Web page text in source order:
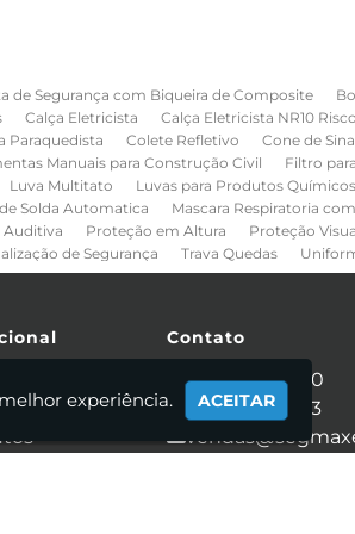
de Segurança com Biqueira de Composite
Calça Eletricista Calça Eletricista NR10
Paraquedista Colete Refletivo Cone de
Manuais para Construção Civil Filtro
Luva Multitato Luvas para Produtos Químicos
Solda Automatica Mascara Respiratoria
Auditiva Proteção em Altura Proteção
de Segurança Trava Quedas
Somos
Contato
(11) 2086-4440
(11) 95281-0053
experiência. ACEITAR